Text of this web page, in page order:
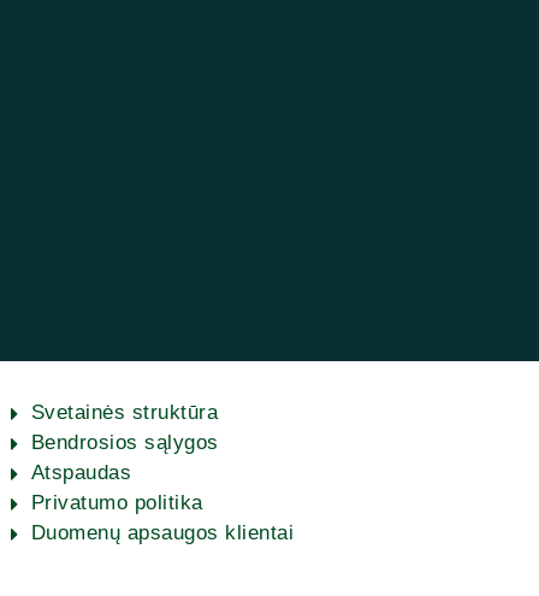
Svetainės struktūra
Bendrosios sąlygos
Atspaudas
Privatumo politika
Duomenų apsaugos klientai